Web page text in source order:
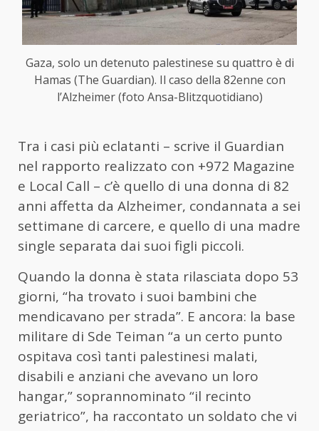
Gaza, solo un detenuto palestinese su quattro è di
Hamas (The Guardian). Il caso della 82enne con
l’Alzheimer (foto Ansa-Blitzquotidiano)
Tra i casi più eclatanti – scrive il Guardian
nel rapporto realizzato con +972 Magazine
e Local Call – c’è quello di una donna di 82
anni affetta da Alzheimer, condannata a sei
settimane di carcere, e quello di una madre
single separata dai suoi figli piccoli.
Quando la donna è stata rilasciata dopo 53
giorni, “ha trovato i suoi bambini che
mendicavano per strada”. E ancora: la base
militare di Sde Teiman “a un certo punto
ospitava così tanti palestinesi malati,
disabili e anziani che avevano un loro
hangar,” soprannominato “il recinto
geriatrico”, ha raccontato un soldato che vi